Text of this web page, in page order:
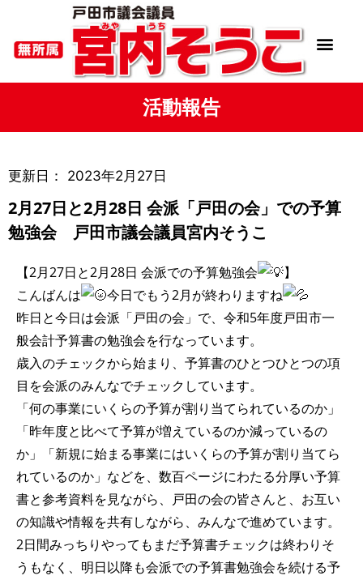
活動報告
更新日： 2023年2月27日
2月27日と2月28日 会派「戸田の会」での予算
勉強会 戸田市議会議員宮内そうこ
【2月27日と2月28日 会派での予算勉強会
】
こんばんは
今日でもう2月が終わりますね
昨日と今日は会派「戸田の会」で、令和5年度戸田市一
般会計予算書の勉強会を行なっています。
歳入のチェックから始まり、予算書のひとつひとつの項
目を会派のみんなでチェックしています。
「何の事業にいくらの予算が割り当てられているのか」
「昨年度と比べて予算が増えているのか減っているの
か」「新規に始まる事業にはいくらの予算が割り当てら
れているのか」などを、数百ページにわたる分厚い予算
書と参考資料を見ながら、戸田の会の皆さんと、お互い
の知識や情報を共有しながら、みんなで進めています。
2日間みっちりやってもまだ予算書チェックは終わりそ
うもなく、明日以降も会派での予算書勉強会を続ける予